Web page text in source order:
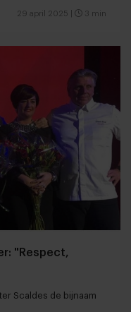
29 april 2025 3 min
"Respect,
Scaldes de bijnaam